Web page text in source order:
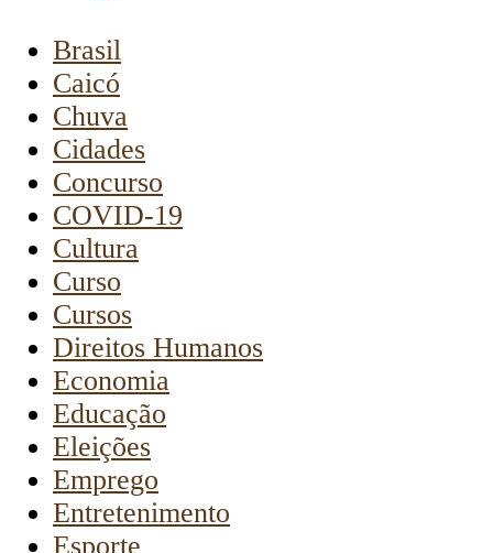
Brasil
Caicó
Chuva
Cidades
Concurso
COVID-19
Cultura
Curso
Cursos
Direitos Humanos
Economia
Educação
Eleições
Emprego
Entretenimento
Esporte